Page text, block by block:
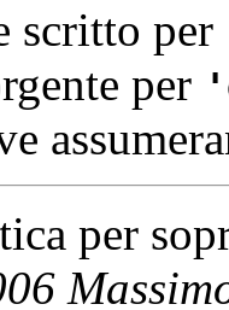
scritto per
per
per